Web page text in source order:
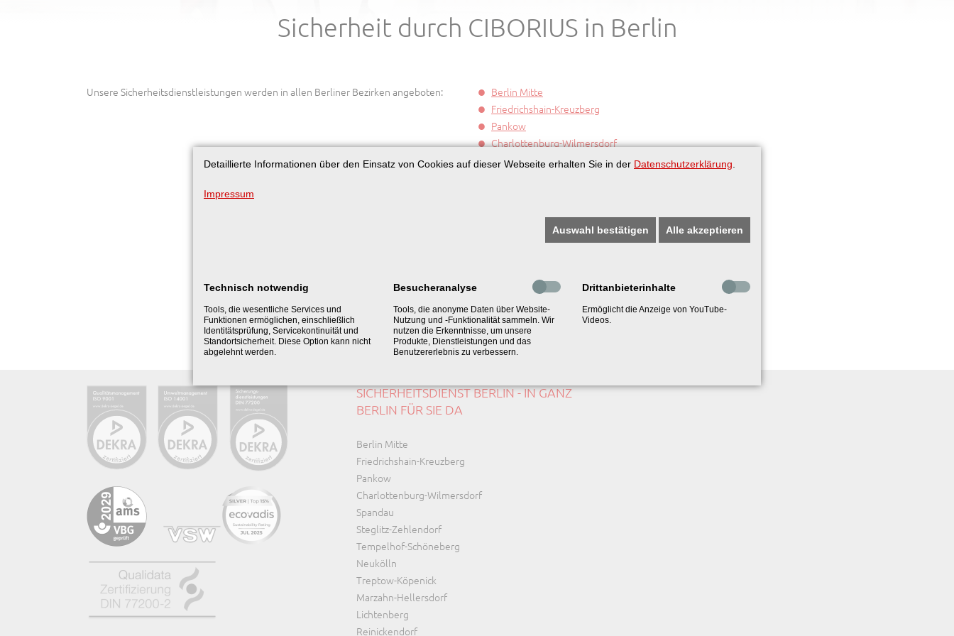
Sicherheit durch CIBORIUS in Berlin
Unsere Sicherheitsdienstleistungen werden in allen Berliner Bezirken angeboten:
Berlin Mitte
Friedrichshain-Kreuzberg
Pankow
Charlottenburg-Wilmersdorf
Spandau
Treptow-Köpenick
Marzahn-Hellersdorf
Reinickendorf
SICHERHEITSDIENST BERLIN - IN GANZ
BERLIN FÜR SIE DA
Navigation
überspringen
Berlin Mitte
Friedrichshain-Kreuzberg
Pankow
Charlottenburg-Wilmersdorf
Spandau
Steglitz-Zehlendorf
Tempelhof-Schöneberg
Neukölln
Treptow-Köpenick
Marzahn-Hellersdorf
Lichtenberg
Reinickendorf
Detaillierte Informationen über den Einsatz von Cookies auf dieser Webseite erhalten Sie in der Datenschutzerklärung
Impressum
Auswahl bestätigen Alle akzeptieren
Technisch notwendig
Tools, die wesentliche Services und
Funktionen ermöglichen, einschließlich
Identitätsprüfung, Servicekontinuität und
Standortsicherheit. Diese Option kann nicht
abgelehnt werden.
Besucheranalyse
Tools, die anonyme Daten über Website-
Nutzung und -Funktionalität sammeln. Wir
nutzen die Erkenntnisse, um unsere
Produkte, Dienstleistungen und das
Benutzererlebnis zu verbessern.
Drittanbieterinhalte
Ermöglicht die Anzeige von YouTube-
Videos.